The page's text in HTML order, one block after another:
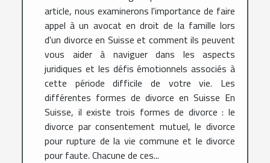
article, nous examinerons l'importance de faire
appel à un avocat en droit de la famille lors
d'un divorce en Suisse et comment ils peuvent
vous aider à naviguer dans les aspects
juridiques et les défis émotionnels associés à
cette période difficile de votre vie. Les
différentes formes de divorce en Suisse En
Suisse, il existe trois formes de divorce : le
divorce par consentement mutuel, le divorce
pour rupture de la vie commune et le divorce
pour faute. Chacune de ces...